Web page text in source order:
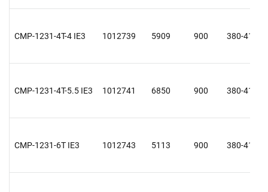
CMP-1231-4T-4 IE3 1012739 5909 900 380-415 Y
CMP-1231-4T-5.5 IE3 1012741 6850 900 380-415 Y
CMP-1231-6T IE3 1012743 5113 900 380-415 Y